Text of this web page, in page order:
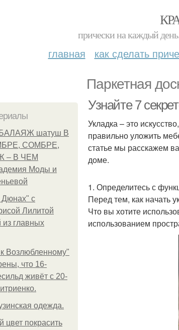
прически на каждый
главная как сделать
Паркетная
БАЛАЯЖ шатуш В
СОМБРЕ,
– В ЧЕМ
Моды и
Дюнах" с
Лилитой
из главных
Возлюбленному"
что 16-
живёт с 20-
одежда.
цвет покрасить
Узнайте 7
Укладка – это
правильно уложить
статье мы расскажем
доме.
1. Определитесь с
Перед тем, как начать
Что вы хотите
использованием